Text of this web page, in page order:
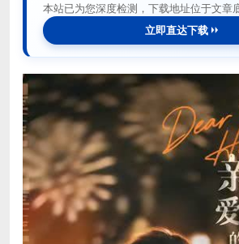
本站已为您深度检测，下载地址位于文章
立即直达下载